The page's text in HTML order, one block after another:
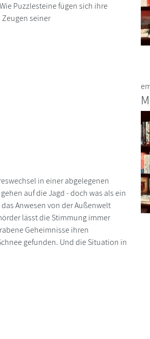
Puzzlesteine fügen sich ihre
seiner
in einer abgelegenen
auf die Jagd - doch was als ein
Anwesen von der Außenwelt
lässt die Stimmung immer
Geheimnisse ihren
gefunden. Und die Situation in